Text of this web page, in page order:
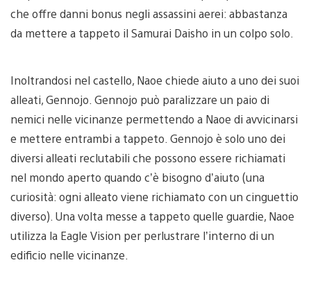
che offre danni bonus negli assassini aerei: abbastanza
da mettere a tappeto il Samurai Daisho in un colpo solo.
Inoltrandosi nel castello, Naoe chiede aiuto a uno dei suoi
alleati, Gennojo. Gennojo può paralizzare un paio di
nemici nelle vicinanze permettendo a Naoe di avvicinarsi
e mettere entrambi a tappeto. Gennojo è solo uno dei
diversi alleati reclutabili che possono essere richiamati
nel mondo aperto quando c’è bisogno d’aiuto (una
curiosità: ogni alleato viene richiamato con un cinguettio
diverso). Una volta messe a tappeto quelle guardie, Naoe
utilizza la Eagle Vision per perlustrare l’interno di un
edificio nelle vicinanze.